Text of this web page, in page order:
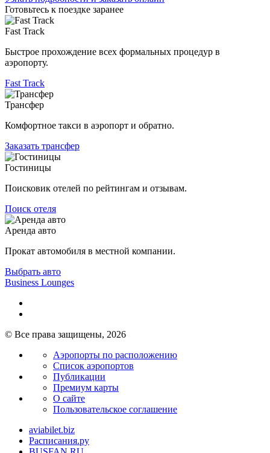
Готовьтесь к поездке заранее
Fast Track
Быстрое прохождение всех формальных процедур в
аэропорту.
Fast Track
Трансфер
Комфортное такси в аэропорт и обратно.
Заказать трансфер
Гостиницы
Поисковик отелей по рейтингам и отзывам.
Поиск отеля
Аренда авто
Прокат автомобиля в местной компании.
Выбрать авто
Business Lounges
© Все права защищены, 2026
Аэропорты по расположению
Список аэропортов
Публикации
Премиум карты
О сайте
Пользовательское соглашение
aviabilet.biz
Расписания.ру